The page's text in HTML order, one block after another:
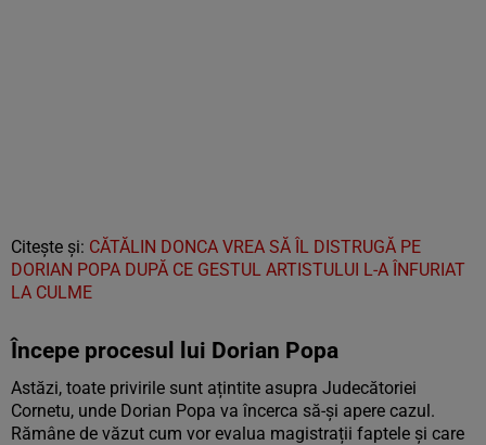
Citește și: CĂTĂLIN DONCA VREA SĂ ÎL DISTRUGĂ PE
DORIAN POPA DUPĂ CE GESTUL ARTISTULUI L-A ÎNFURIAT
LA CULME
Începe procesul lui Dorian Popa
Astăzi, toate privirile sunt ațintite asupra Judecătoriei
Cornetu, unde Dorian Popa va încerca să-și apere cazul.
Rămâne de văzut cum vor evalua magistrații faptele și care